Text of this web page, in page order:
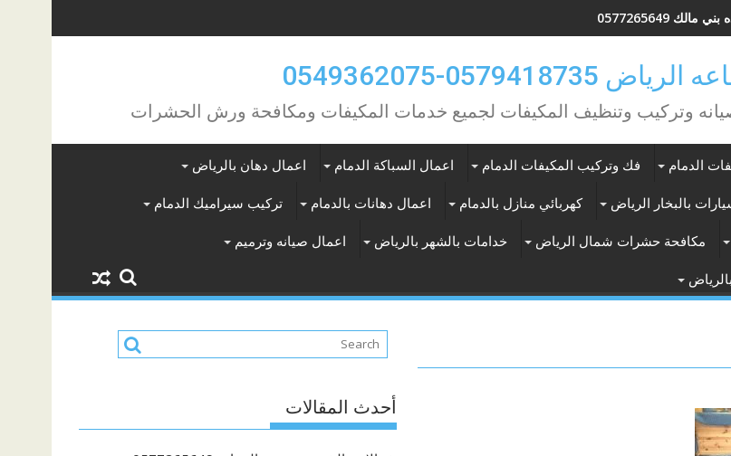
0577265649
0549362075
وتركيب وتنظيف المكيفات لجميع خدمات المكيفات ومكافحة ورش الحشرات
الدمام فك وتركيب المكيفات الدمام اعمال السباكة الدمام اعمال دهان بالرياض
بالبخار الرياض كهربائي منازل بالدمام اعمال دهانات بالدمام تركيب سيراميك الدمام
مكافحة حشرات شمال الرياض خدامات بالشهر بالرياض اعمال صيانه وترميم
أحدث المقالات